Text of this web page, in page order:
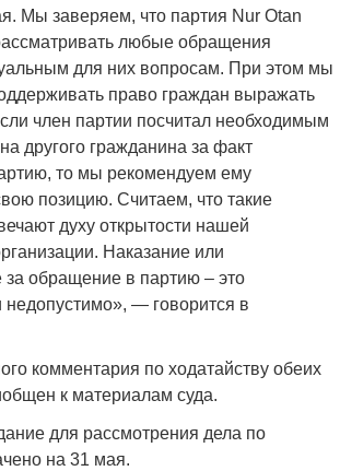
Мы заверяем, что партия Nur Otan
любые обращения
для них вопросам. При этом мы
право граждан выражать
член партии посчитал необходимым
другого гражданина за факт
то мы рекомендуем ему
позицию. Считаем, что такие
духу открытости нашей
Наказание или
за обращение в партию – это
— говорится в
комментария по ходатайству обеих
к материалам суда.
для рассмотрения дела по
на 31 мая.